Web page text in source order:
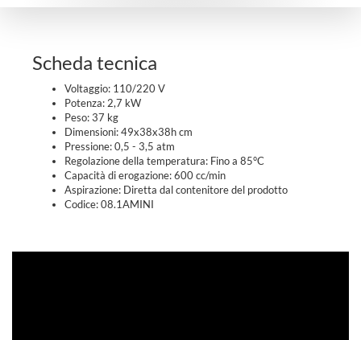
Scheda tecnica
Voltaggio: 110/220 V
Potenza: 2,7 kW
Peso: 37 kg
Dimensioni: 49x38x38h cm
Pressione: 0,5 - 3,5 atm
Regolazione della temperatura: Fino a 85°C
Capacità di erogazione: 600 cc/min
Aspirazione: Diretta dal contenitore del prodotto
Codice: 08.1AMINI